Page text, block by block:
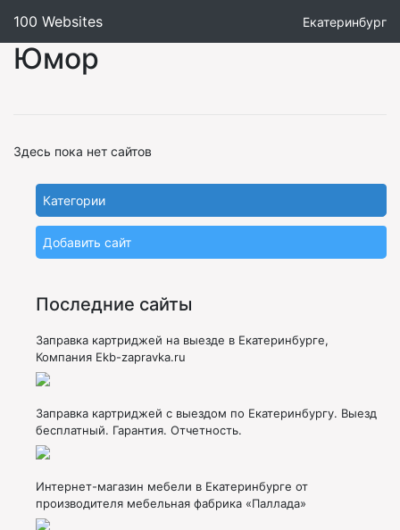
100 Websites Екатеринбург
Юмор
Здесь пока нет сайтов
Категории
Добавить сайт
Последние сайты
Заправка картриджей на выезде в Екатеринбурге,
Компания Ekb-zapravka.ru
Заправка картриджей с выездом по Екатеринбургу. Выезд
бесплатный. Гарантия. Отчетность.
Интернет-магазин мебели в Екатеринбурге от
производителя мебельная фабрика «Паллада»